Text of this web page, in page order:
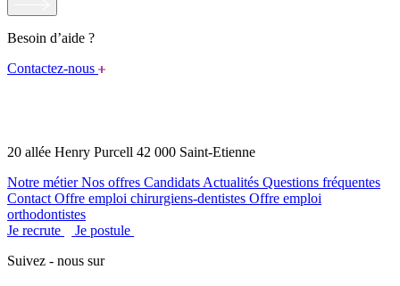
Besoin d’aide ?
Contactez-nous
20 allée Henry Purcell 42 000 Saint-Etienne
Notre métierNos offres Candidats Actualités Questions fréquentes
Contact Offre emploi chirurgiens-dentistes Offre emploi
orthodontistes
Je recrute
Je postule
Suivez - nous sur